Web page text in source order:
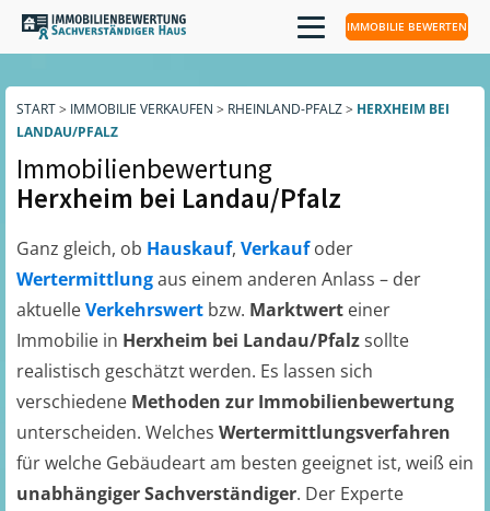
IMMOBILIE BEWERTEN
START> IMMOBILIE VERKAUFEN > RHEINLAND-PFALZ> HERXHEIM BEI
LANDAU/PFALZ
Immobilienbewertung
Herxheim bei Landau/Pfalz
Ganz gleich, ob Hauskauf, Verkaufoder
Wertermittlungaus einem anderen Anlass – der
aktuelleVerkehrswert bzw. Marktwert einer
Immobilie in Herxheim bei Landau/Pfalzsollte
realistisch geschätzt werden. Es lassen sich
verschiedene Methoden zur Immobilienbewertung
unterscheiden. Welches Wertermittlungsverfahren
für welche Gebäudeart am besten geeignet ist, weiß ein
unabhängiger Sachverständiger. Der Experte